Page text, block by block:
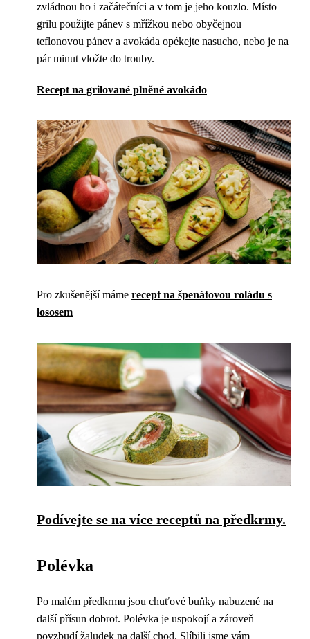
zvládnou ho i začátečníci a v tom je jeho kouzlo. Místo
grilu použijte pánev s mřížkou nebo obyčejnou
teflonovou pánev a avokáda opékejte nasucho, nebo je na
pár minut vložte do trouby.
Recept na grilované plněné avokádo
Pro zkušenější máme recept na špenátovou roládu s
lososem
Podívejte se na více receptů na předkrmy.
Polévka
Po malém předkrmu jsou chuťové buňky nabuzené na
další přísun dobrot. Polévka je uspokojí a zároveň
povzbudí žaludek na další chod. Slíbili jsme vám